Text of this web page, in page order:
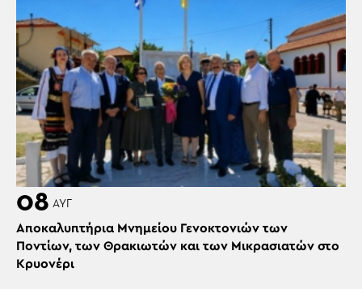
08 ΑΥΓ
Αποκαλυπτήρια Μνημείου Γενοκτονιών των
Ποντίων, των Θρακιωτών και των Μικρασιατών στο
Κρυονέρι